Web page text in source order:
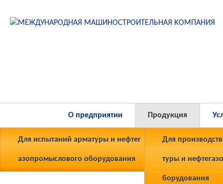
О предприятии Продукция
Для испытаний арматуры и нефтег
азопромыслового оборудования
Для
туры и
борудования